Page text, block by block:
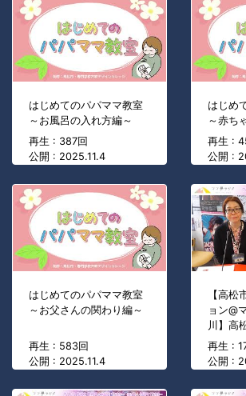
はじめてのパパママ教室
～お風呂の入れ方編～
再生 : 387回
公開 : 2025.11.4
はじめ
～赤ち
再生 :
公開 :
はじめてのパパママ教室
～お父さんの関わり編～
再生 : 583回
公開 : 2025.11.4
【高松
ョン@
川】高
再生 :
公開 :